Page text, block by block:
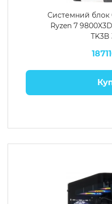
Системний блок
Ryzen 7
TK3B